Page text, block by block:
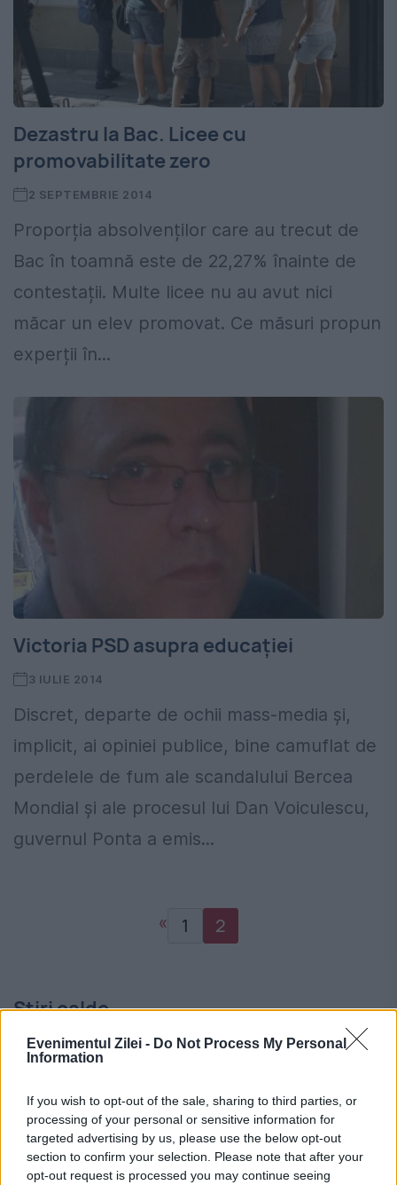
Evenimentul Zilei - Do Not Process My Personal
Information
If you wish to opt-out of the sale, sharing to third parties, or
processing of your personal or sensitive information for
targeted advertising by us, please use the below opt-out
section to confirm your selection. Please note that after your
opt-out request is processed you may continue seeing
Dezastru la Bac. Licee cu
promovabilitate zero
2 SEPTEMBRIE 2014
Proporția absolvenților care au trecut de
Bac în toamnă este de 22,27% înainte de
contestații. Multe licee nu au avut nici
măcar un elev promovat. Ce măsuri propun
experții în...
Victoria PSD asupra educației
3 IULIE 2014
Discret, departe de ochii mass-media și,
implicit, ai opiniei publice, bine camuflat de
perdelele de fum ale scandalului Bercea
Mondial și ale procesul lui Dan Voiculescu,
guvernul Ponta a emis...
« 1 2
Stiri calde
familiei procurorului Gigi Ștefan, închisă
22:57- Șoferii care au trecut printre bariere, în
vizorul Poliției. CFR a făcut publice imaginile